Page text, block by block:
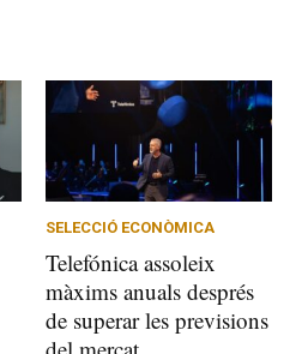
SELECCIÓ ECONÒMICA
Telefónica assoleix
màxims anuals després
de superar les previsions